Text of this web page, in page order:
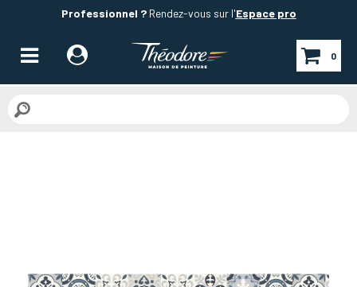
Professionnel ?Rendez-vous sur l'Espace pro
0